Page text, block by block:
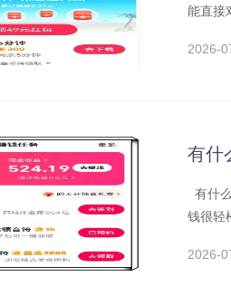
能直接
2026-
有什
有什
钱很轻
2026-